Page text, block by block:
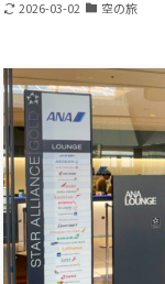
2026-03-02 空の旅